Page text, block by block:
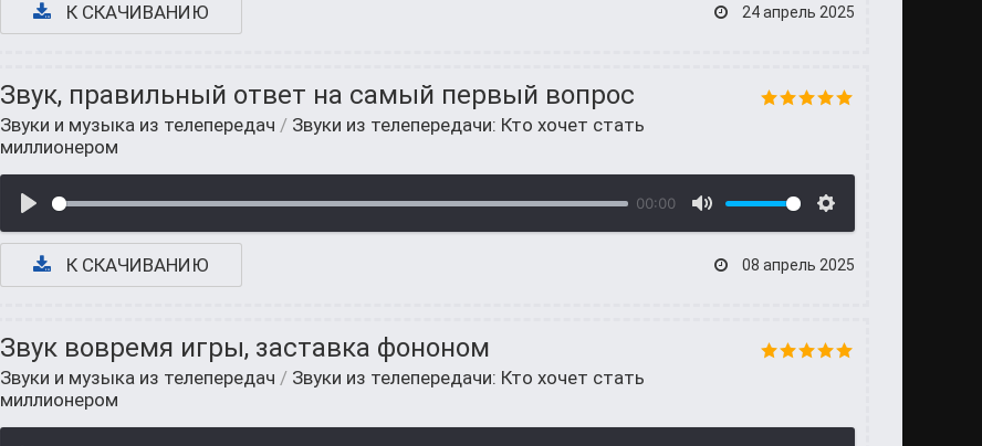
К СКАЧИВАНИЮ 24 апрель 2025
Звук, правильный ответ на самый первый вопрос
Звуки и музыка из телепередач / Звуки из телепередачи: Кто хочет стать
миллионером
00:00
К СКАЧИВАНИЮ 08 апрель 2025
Звук вовремя игры, заставка фононом
Звуки и музыка из телепередач / Звуки из телепередачи: Кто хочет стать
миллионером